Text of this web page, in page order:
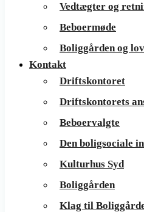
Vedtægter og
Beboermøde
Boliggården og
Kontakt
Driftskontoret
Driftskontorets
Beboervalgte
Den boligsociale
Kulturhus Syd
Boliggården
Klag til